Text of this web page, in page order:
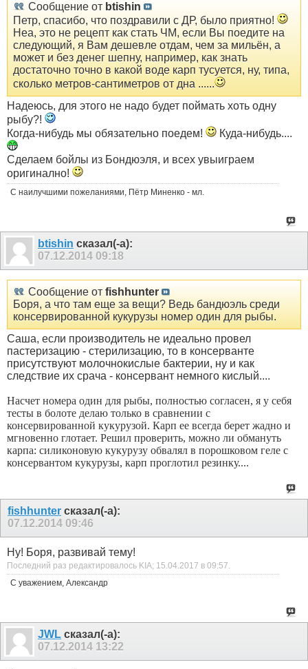
Сообщение от btishin
Петр, спасибо, что поздравили с ДР, было приятно!
Неа, это не рецепт как стать ЧМ, если Вы поедите на
следующий, я Вам дешевле отдам, чем за мильён, а
может и без денег шепну, например, как знать
достаточно точно в какой воде карп тусуется, ну, типа,
сколько метров-сантиметров от дна ......
Надеюсь, для этого не надо будет поймать хоть одну
рыбу?!
Когда-нибудь мы обязательно поедем!
Куда-нибудь....
Сделаем бойлы из Бондюэля, и всех увыиграем
оригинално!
С наилучшими пожеланиями, Пётр Миненко - мл.
btishin сказал(-а):
07.12.2014 09:18
Сообщение от fishhunter
Боря, а что там еще за вещи? Ведь бандюэль среди
консервированной кукурузы номер один для рыбы.
Саша, если производитель не идеально провел
пастеризацию - стерилизацию, то в консерванте
присутствуют молочнокислые бактерии, ну и как
следствие их срача - консервант немного кислый....
Насчет номера один для рыбы, полностью согласен, я у себя
тесты в болоте делаю только в сравнении с
консервированной кукурузой. Карп ее всегда берет жадно и
мгновенно глотает. Решил проверить, можно ли обмануть
карпа: силиконовую кукурузу обвалял в порошковом геле с
консервантом кукурузы, карп проглотил резинку....
fishhunter сказал(-а):
07.12.2014 09:46
Ну! Боря, развивай тему!
Последний раз редактировалось KIA; 15.04.2017 в 09:57.
С уважением, Александр
JWL сказал(-а):
07.12.2014 13:22